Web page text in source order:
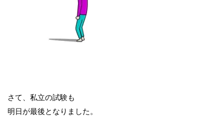
さて、私立の試験も
明日が最後となりました。